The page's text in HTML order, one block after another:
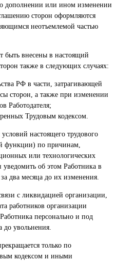
дополнении или ином изменении
сторон оформляются
неотъемлемой частью
быть внесены в настоящий
также в следующих случаях:
РФ в части, затрагивающей
сторон, а также при изменении
Работодателя;
Трудовым кодексом.
настоящего трудового
функции) по причинам,
или технологических
уведомить об этом Работника в
два месяца до их изменения.
с ликвидацией организации,
работников организации
персонально и под
до увольнения.
только по
кодексом и иными